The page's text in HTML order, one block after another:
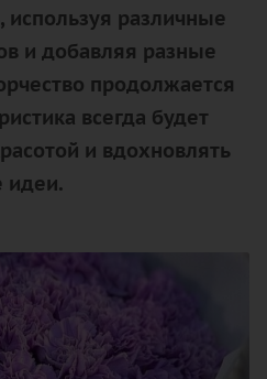
используя различные
и добавляя разные
продолжается
всегда будет
и вдохновлять
идеи.